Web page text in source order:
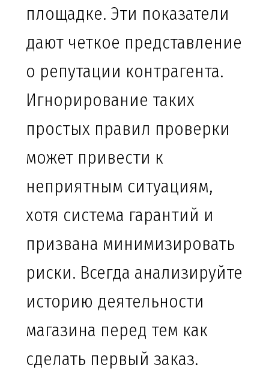
площадке. Эти показатели
дают четкое представление
о репутации контрагента.
Игнорирование таких
простых правил проверки
может привести к
неприятным ситуациям,
хотя система гарантий и
призвана минимизировать
риски. Всегда анализируйте
историю деятельности
магазина перед тем как
сделать первый заказ.